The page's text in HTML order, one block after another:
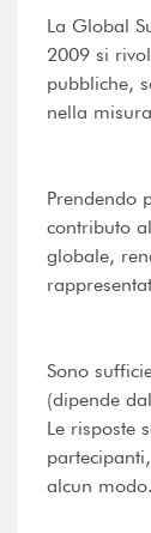
La Global
2009 si
pubbliche,
nella
Prendendo
contributo
globale,
Sono
(dipende
Le risposte
alcun modo.